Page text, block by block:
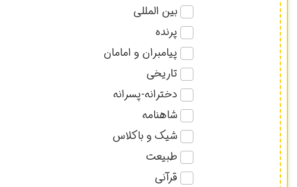
بین المللی
پرنده
پیامبران و امامان
تاریخی
دخترانه-پسرانه
شاهنامه
شیک و باکلاس
طبیعت
قرآنی